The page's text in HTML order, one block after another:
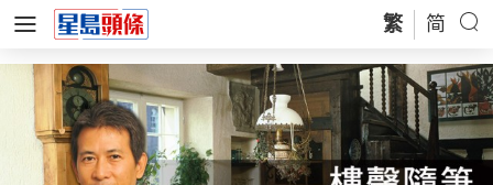
繁 简